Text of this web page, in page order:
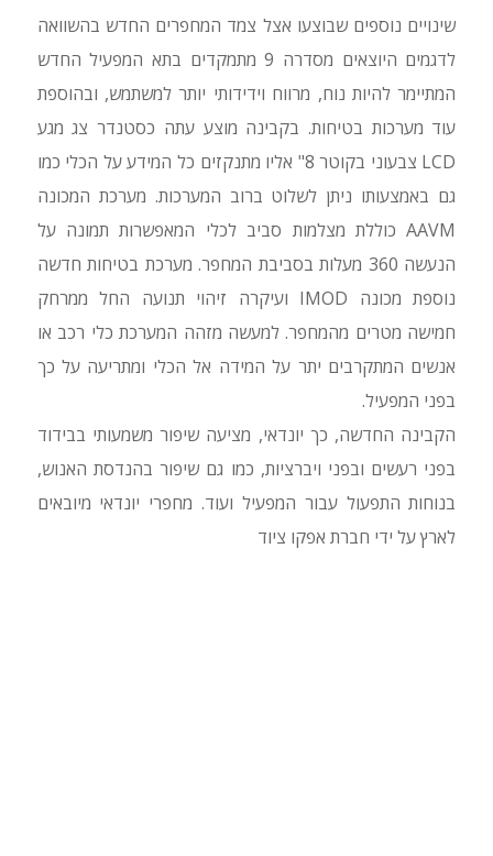
שינויים נוספים שבוצעו אצל צמד המחפרים החדש בהשוואה
לדגמים היוצאים מסדרה 9 מתמקדים בתא המפעיל החדש
המתיימר להיות נוח, מרווח וידידותי יותר למשתמש, ובהוספת
עוד מערכות בטיחות. בקבינה מוצע עתה כסטנדר צג מגע
LCD צבעוני בקוטר 8" אליו מתנקזים כל המידע על הכלי כמו
גם באמצעותו ניתן לשלוט ברוב המערכות. מערכת המכונה
AAVM כוללת מצלמות סביב לכלי המאפשרות תמונה על
הנעשה 360 מעלות בסביבת המחפר. מערכת בטיחות חדשה
נוספת מכונה IMOD ועיקרה זיהוי תנועה החל ממרחק
חמישה מטרים מהמחפר. למעשה מזהה המערכת כלי רכב או
אנשים המתקרבים יתר על המידה אל הכלי ומתריעה על כך
בפני המפעיל.
הקבינה החדשה, כך יונדאי, מציעה שיפור משמעותי בבידוד
בפני רעשים ובפני ויברציות, כמו גם שיפור בהנדסת האנוש,
בנוחות התפעול עבור המפעיל ועוד. מחפרי יונדאי מיובאים
לארץ על ידי חברת אפקו ציוד